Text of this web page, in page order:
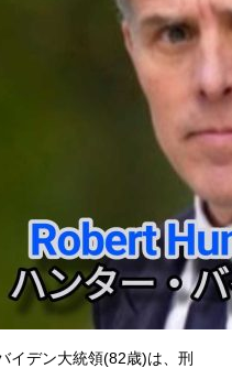
イデン大統領(82歳)は、刑